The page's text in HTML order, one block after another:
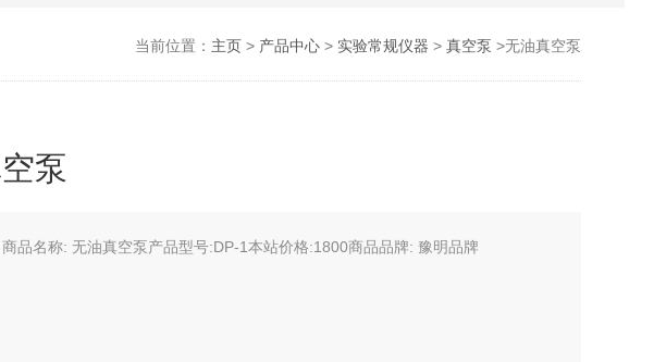
当前位置： 主页> 产品中心> 实验常规仪器 > 真空泵 >无油真空泵
泵
商品名称: 无油真空泵产品型号:DP-1本站价格:1800商品品牌: 豫明品牌